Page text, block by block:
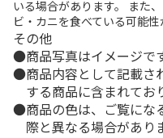
いる場合があります。 また
ビ・カニを食べている可能性
その他
商品写真はイメージで
商品内容として記載さ
する商品に含まれてお
商品の色は、ご覧にな
際と異なる場合があり